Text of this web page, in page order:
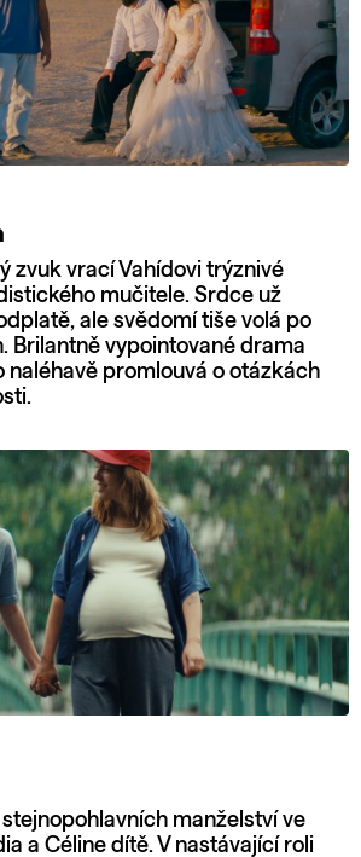
zvuk vrací Vahídovi trýznivé
mučitele. Srdce už
ale svědomí tiše volá po
Brilantně vypointované drama
naléhavě promlouvá o otázkách
manželství ve
a Céline dítě. V nastávající roli